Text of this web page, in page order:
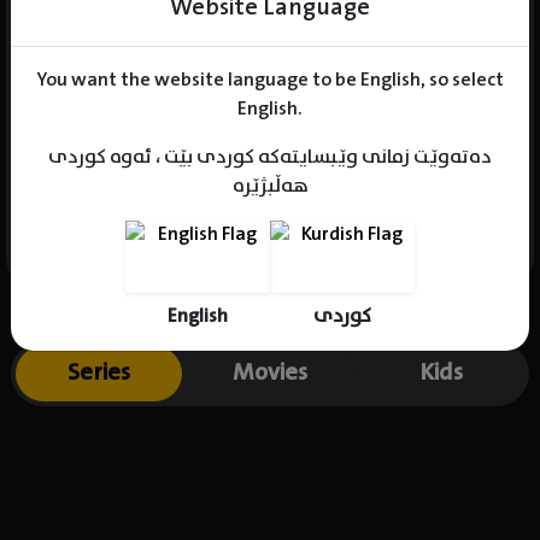
You want the website language to be English, so select
English.
دەتەوێت زمانی وێبسایتەکە کوردی بێت ، ئەوە کوردی
هەڵبژێرە
English کوردی
Name : Roger Jackson
Born : 1958-07-13
Series Movies Kids